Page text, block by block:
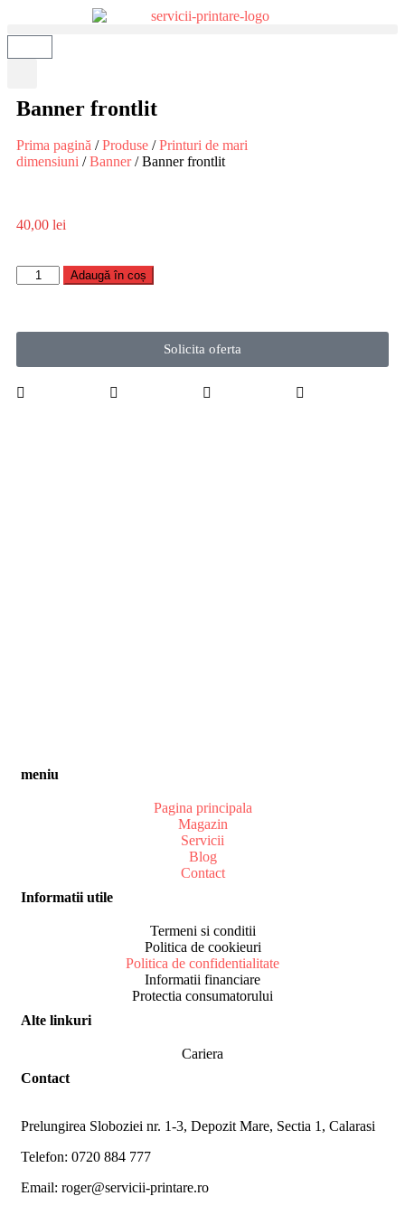
Banner frontlit
Prima pagină /Produse /Printuri de mari
dimensiuni /Banner/ Banner frontlit
40,00 lei
Adaugă în coș
Solicita oferta
meniu
Pagina principala
Magazin
Servicii
Blog
Contact
Informatii utile
Termeni si conditii
Politica de cookieuri
Politica de confidentialitate
Informatii financiare
Protectia consumatorului
Alte linkuri
Cariera
Contact
Prelungirea Sloboziei nr. 1-3, Depozit Mare, Sectia 1, Calarasi
Telefon: 0720 884 777
Email: roger@servicii-printare.ro